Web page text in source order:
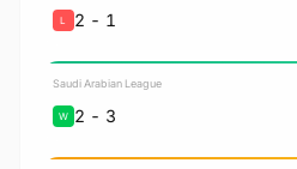
1 - 2
L
Saudi Arabian League
3 - 2
W